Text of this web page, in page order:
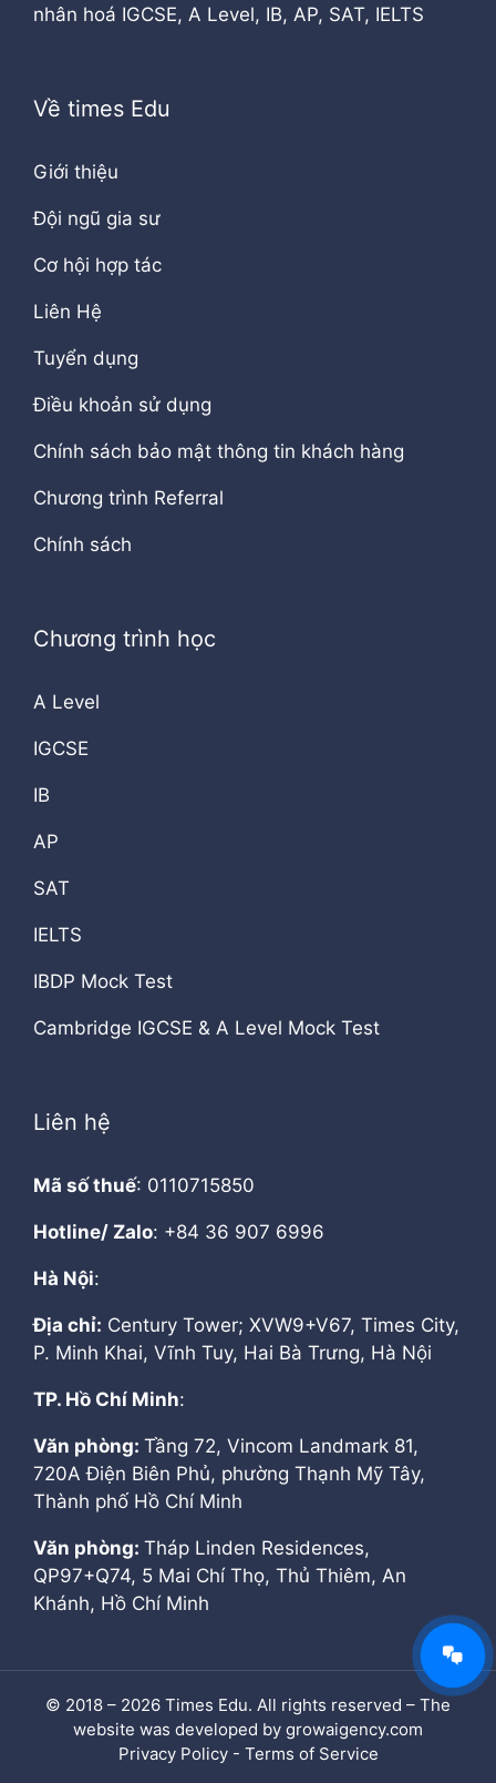
nhân hoá IGCSE, A Level, IB, AP, SAT, IELTS
Về times Edu
Giới thiệu
Đội ngũ gia sư
Cơ hội hợp tác
Liên Hệ
Tuyển dụng
Điều khoản sử dụng
Chính sách bảo mật thông tin khách hàng
Chương trình Referral
Chính sách
Chương trình học
A Level
IGCSE
IB
AP
SAT
IELTS
IBDP Mock Test
Cambridge IGCSE & A Level Mock Test
Liên hệ
Mã số thuế: 0110715850
Hotline/ Zalo: +84 36 907 6996
Hà Nội:
Địa chỉ: Century Tower; XVW9+V67, Times City,
P. Minh Khai, Vĩnh Tuy, Hai Bà Trưng, Hà Nội
TP. Hồ Chí Minh:
Văn phòng: Tầng 72, Vincom Landmark 81,
720A Điện Biên Phủ, phường Thạnh Mỹ Tây,
Thành phố Hồ Chí Minh
Văn phòng: Tháp Linden Residences,
QP97+Q74, 5 Mai Chí Thọ, Thủ Thiêm, An
Khánh, Hồ Chí Minh
© 2018 – 2026 Times Edu. All rights reserved – The
website was developed by growaigency.com
Privacy Policy - Terms of Service